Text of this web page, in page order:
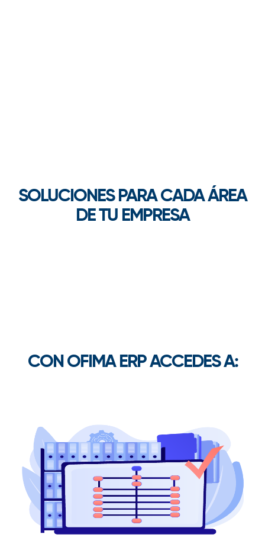
SOLUCIONES PARA CADA ÁREA
DE TU EMPRESA
CON OFIMA ERP ACCEDES A: